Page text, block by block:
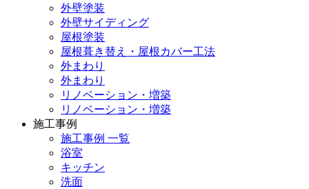
外壁塗装
外壁サイディング
屋根塗装
屋根葺き替え・屋根カバー工法
外まわり
外まわり
リノベーション・増築
リノベーション・増築
施工事例
施工事例 一覧
浴室
キッチン
洗面